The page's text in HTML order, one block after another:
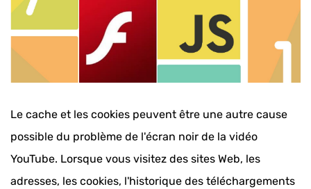
Le cache et les cookies peuvent être une autre cause
possible du problème de l'écran noir de la vidéo
YouTube. Lorsque vous visitez des sites Web, les
adresses, les cookies, l'historique des téléchargements